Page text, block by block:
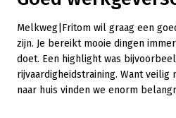
Melkweg|Fritom wil graag een
zijn. Je bereikt mooie dingen
doet. Een highlight was
rijvaardigheidstraining. Want
naar huis vinden we enorm